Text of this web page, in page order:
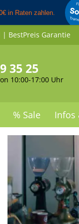
| BestPreis Garantie
35 25
10:00-17:00 Uhr
% Sale Infos